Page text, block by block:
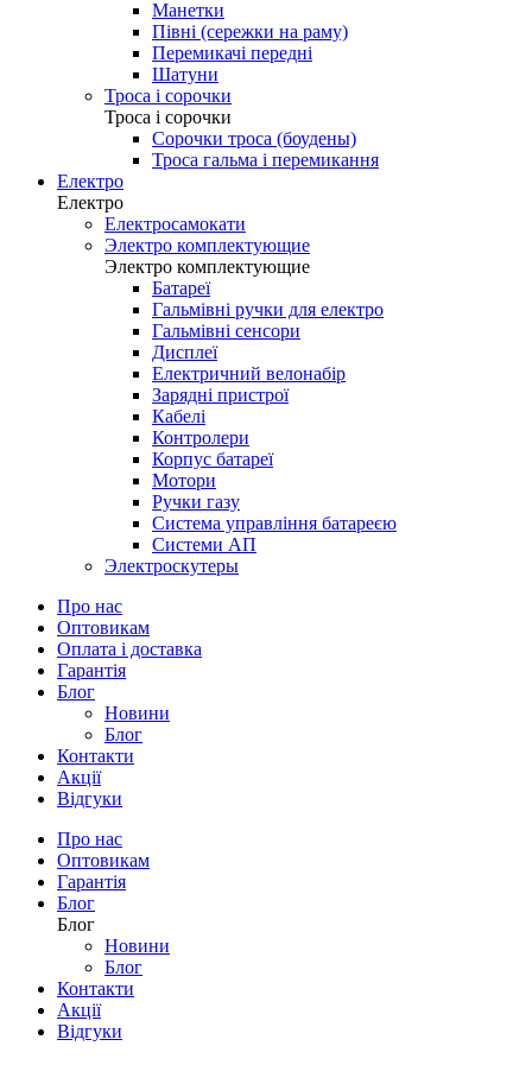
Манетки
Півні (сережки на раму)
Перемикачі передні
Шатуни
Троса і сорочки
Троса і сорочки
Сорочки троса (боудены)
Троса гальма і перемикання
Електро
Електро
Електросамокати
Электро комплектующие
Электро комплектующие
Батареї
Гальмівні ручки для електро
Гальмівні сенсори
Дисплеї
Електричний велонабір
Зарядні пристрої
Кабелі
Контролери
Корпус батареї
Мотори
Ручки газу
Система управління батареєю
Системи АП
Электроскутеры
Про нас
Оптовикам
Оплата і доставка
Гарантія
Блог
Новини
Блог
Контакти
Акції
Відгуки
Про нас
Оптовикам
Гарантія
Блог
Блог
Новини
Блог
Контакти
Акції
Відгуки